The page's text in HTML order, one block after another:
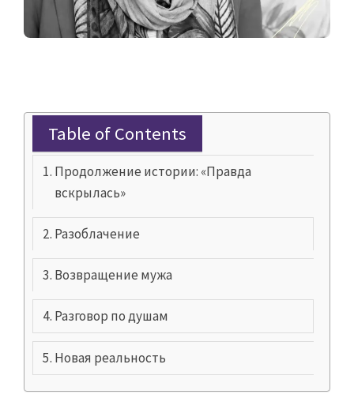
Table of Contents
Продолжение истории: «Правда
вскрылась»
Разоблачение
Возвращение мужа
Разговор по душам
Новая реальность